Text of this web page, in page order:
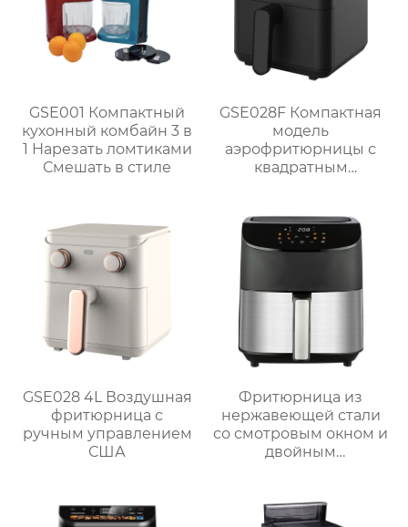
GSE001 Компактный
кухонный комбайн 3 в
1 Нарезать ломтиками
Смешать в стиле
GSE028F Компактная
модель
аэрофритюрницы с
квадратным
мощностью 1300 Вт
GSE028 4L Воздушная
фритюрница с
ручным управлением
США
Фритюрница из
нержавеющей стали
со смотровым окном и
двойным